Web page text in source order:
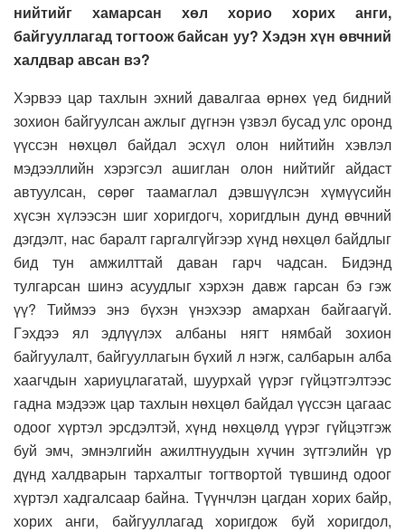
нийтийг хамарсан хөл хорио хорих анги,
байгууллагад тогтоож байсан уу? Хэдэн хүн өвчний
халдвар авсан вэ?
Хэрвээ цар тахлын эхний давалгаа өрнөх үед бидний
зохион байгуулсан ажлыг дүгнэн үзвэл бусад улс оронд
үүссэн нөхцөл байдал эсхүл олон нийтийн хэвлэл
мэдээллийн хэрэгсэл ашиглан олон нийтийг айдаст
автуулсан, сөрөг таамаглал дэвшүүлсэн хүмүүсийн
хүсэн хүлээсэн шиг хоригдогч, хоригдлын дунд өвчний
дэгдэлт, нас баралт гаргалгүйгээр хүнд нөхцөл байдлыг
бид тун амжилттай даван гарч чадсан. Бидэнд
тулгарсан шинэ асуудлыг хэрхэн давж гарсан бэ гэж
үү? Тиймээ энэ бүхэн үнэхээр амархан байгаагүй.
Гэхдээ ял эдлүүлэх албаны нягт нямбай зохион
байгуулалт, байгууллагын бүхий л нэгж, салбарын алба
хаагчдын хариуцлагатай, шуурхай үүрэг гүйцэтгэлтээс
гадна мэдээж цар тахлын нөхцөл байдал үүссэн цагаас
одоог хүртэл эрсдэлтэй, хүнд нөхцөлд үүрэг гүйцэтгэж
буй эмч, эмнэлгийн ажилтнуудын хүчин зүтгэлийн үр
дүнд халдварын тархалтыг тогтвортой түвшинд одоог
хүртэл хадгалсаар байна. Түүнчлэн цагдан хорих байр,
хорих анги, байгууллагад хоригдож буй хоригдол,